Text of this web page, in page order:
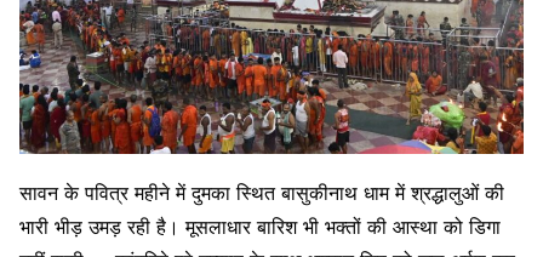
सावन के पवित्र महीने में दुमका स्थित बासुकीनाथ धाम में श्रद्धालुओं की
भारी भीड़ उमड़ रही है। मूसलाधार बारिश भी भक्तों की आस्था को डिगा